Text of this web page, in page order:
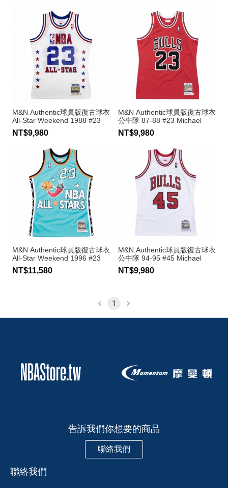
M&N Authentic球員版復古球衣
All-Star Weekend 1988 #23
Michael Jordan
NT$9,980
M&N Authentic球員版復古球衣
公牛隊 87-88 #23 Michael
Jordan
NT$9,980
M&N Authentic球員版復古球衣
All-Star Weekend 1996 #23
Michael Jordan
NT$11,580
M&N Authentic球員版復古球衣
公牛隊 94-95 #45 Michael
Jordan
NT$9,980
1
告訴我們你想要的商品
聯絡我們
聯絡我們